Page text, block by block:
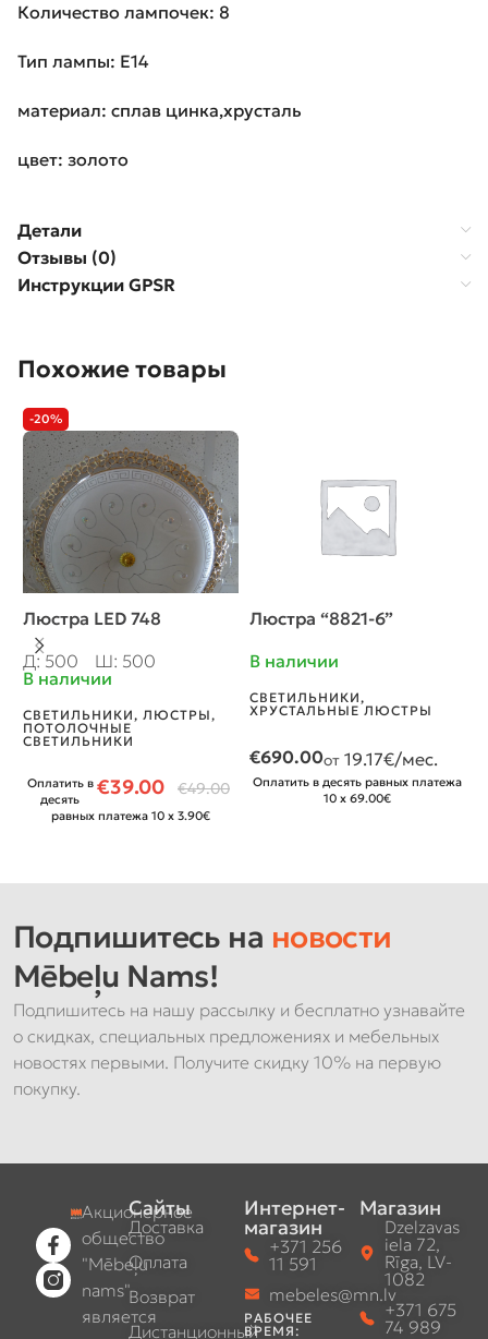
Количество лампочек: 8
Тип лампы: E14
материал: сплав цинка,хрусталь
цвет: золото
Детали
Отзывы (0)
Инструкции GPSR
Похожие товары
-20%
Люстра LED 748
Д: 500
Ш: 500
В наличии
СВЕТИЛЬНИКИ, ЛЮСТРЫ,
ПОТОЛОЧНЫЕ
СВЕТИЛЬНИКИ
€39.00 €49.00
Оплатить в
десять
равных платежа 10 x 3.90€
Люстра “8821-6”
В наличии
СВЕТИЛЬНИКИ,
ХРУСТАЛЬНЫЕ ЛЮСТРЫ
€690.00от 19.17€/мес.
Оплатить в десять равных платежа
10 x 69.00€
Подпишитесь на новости
Mēbeļu Nams!
Подпишитесь на нашу рассылку и бесплатно узнавайте
о скидках, специальных предложениях и мебельных
новостях первыми. Получите скидку 10% на первую
покупку.
Акционерное
общество
"Mēbeļu
nams"
является
Сайты
Доставка
Оплата
Возврат
Дистанционный
Интернет-
магазин
+371 256
11 591
mebeles@mn.lv
РАБОЧЕЕ
ВРЕМЯ:
Магазин
Dzelzavas
iela 72,
Rīga, LV-
1082
+371 675
74 989